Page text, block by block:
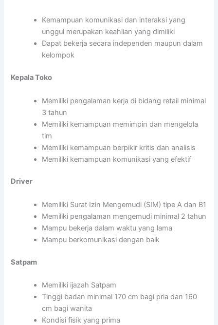
Kemampuan komunikasi dan interaksi yang
unggul merupakan keahlian yang dimiliki
Dapat bekerja secara independen maupun dalam
kelompok
Kepala Toko
Memiliki pengalaman kerja di bidang retail minimal
3 tahun
Memiliki kemampuan memimpin dan mengelola
tim
Memiliki kemampuan berpikir kritis dan analisis
Memiliki kemampuan komunikasi yang efektif
Driver
Memiliki Surat Izin Mengemudi (SIM) tipe A dan B1
Memiliki pengalaman mengemudi minimal 2 tahun
Mampu bekerja dalam waktu yang lama
Mampu berkomunikasi dengan baik
Satpam
Memiliki ijazah Satpam
Tinggi badan minimal 170 cm bagi pria dan 160
cm bagi wanita
Kondisi fisik yang prima